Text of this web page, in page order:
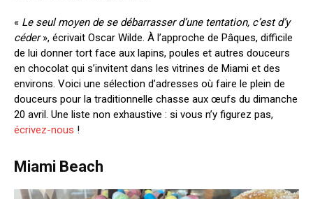
« Le seul moyen de se débarrasser d’une tentation, c’est d’y
céder», écrivait Oscar Wilde. À l’approche de Pâques, difficile
de lui donner tort face aux lapins, poules et autres douceurs
en chocolat qui s’invitent dans les vitrines de Miami et des
environs. Voici une sélection d’adresses où faire le plein de
douceurs pour la traditionnelle chasse aux œufs du dimanche
20 avril. Une liste non exhaustive : si vous n’y figurez pas,
écrivez-nous !
Miami Beach